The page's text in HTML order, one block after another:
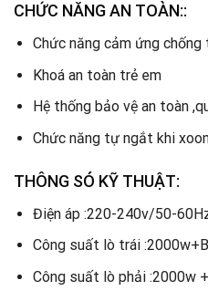
CHỨC NĂNG AN TOÀN::
Chức năng cảm ứng chống
Khoá an toàn trẻ em
Hệ thống bảo vệ an toàn
Chức năng tự ngắt khi
THÔNG SÓ KỸ THUẬT:
Điện áp :220-240v/50-
Công suất lò trái
Công suất lò phải :2000w